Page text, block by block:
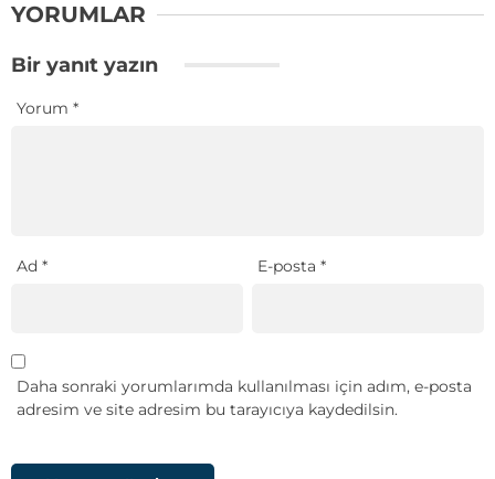
YORUMLAR
Bir yanıt yazın
Yorum *
Ad * E-posta*
Daha sonraki yorumlarımda kullanılması için adım, e-posta
adresim ve site adresim bu tarayıcıya kaydedilsin.